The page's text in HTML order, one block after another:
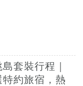
套裝行程｜
約旅宿，熱